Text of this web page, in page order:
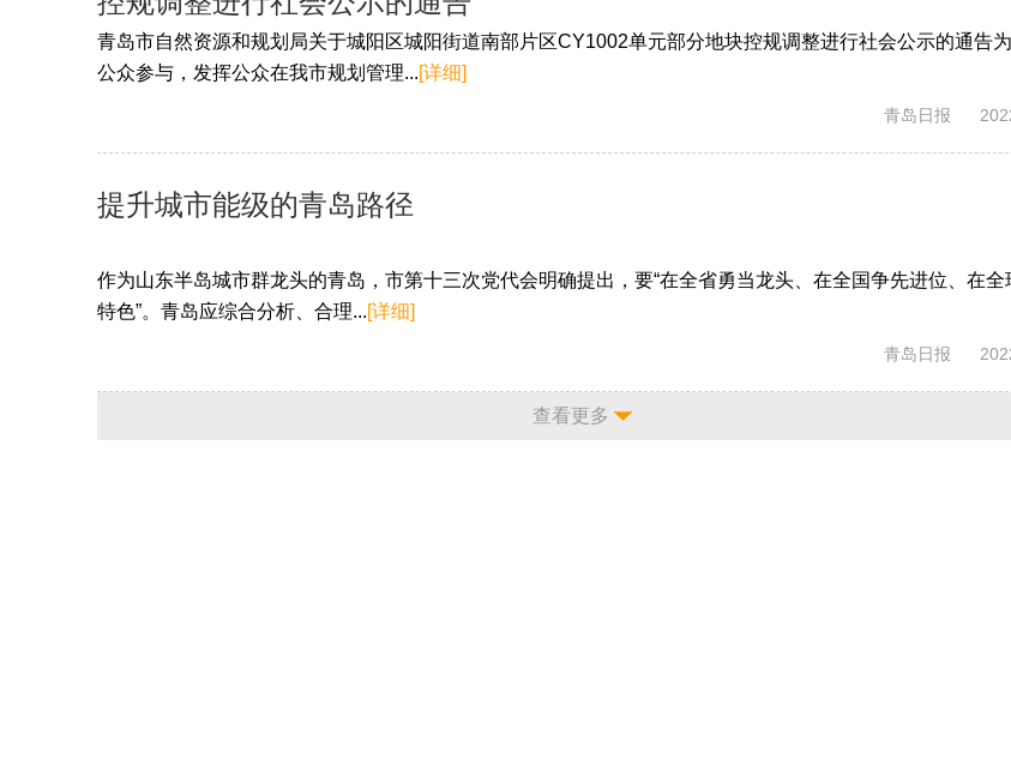
青岛市自然资源和规划局关于城阳区城阳街道南部片区CY1002单元部分地块控规调整进行社会公示的通告
公众参与，发挥公众在我市规划管理...[详细]
青岛日报
提升城市能级的青岛路径
作为山东半岛城市群龙头的青岛，市第十三次党代会明确提出，要“在全省勇当龙头、在全国争先进位、在全
特色”。青岛应综合分析、合理...[详细]
青岛日报
查看更多